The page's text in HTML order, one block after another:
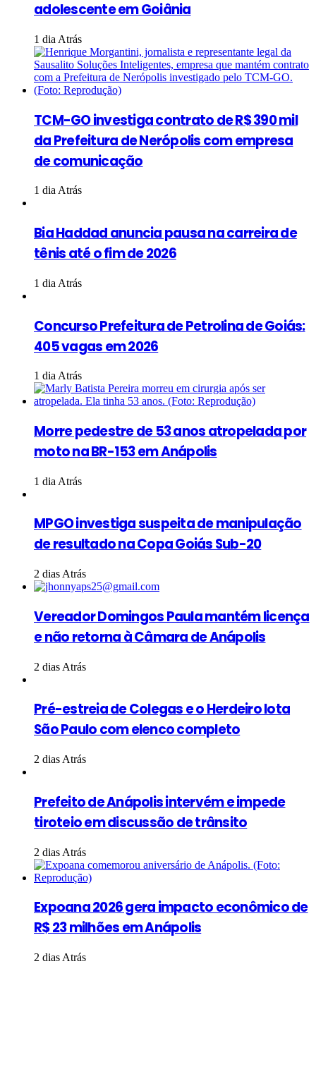
adolescente em Goiânia
1 dia Atrás
TCM-GO investiga contrato de R$ 390 mil
da Prefeitura de Nerópolis com empresa
de comunicação
1 dia Atrás
Bia Haddad anuncia pausa na carreira de
tênis até o fim de 2026
1 dia Atrás
Concurso Prefeitura de Petrolina de Goiás:
405 vagas em 2026
1 dia Atrás
Morre pedestre de 53 anos atropelada por
moto na BR-153 em Anápolis
1 dia Atrás
MPGO investiga suspeita de manipulação
de resultado na Copa Goiás Sub-20
2 dias Atrás
Vereador Domingos Paula mantém licença
e não retorna à Câmara de Anápolis
2 dias Atrás
Pré-estreia de Colegas e o Herdeiro lota
São Paulo com elenco completo
2 dias Atrás
Prefeito de Anápolis intervém e impede
tiroteio em discussão de trânsito
2 dias Atrás
Expoana 2026 gera impacto econômico de
R$ 23 milhões em Anápolis
2 dias Atrás